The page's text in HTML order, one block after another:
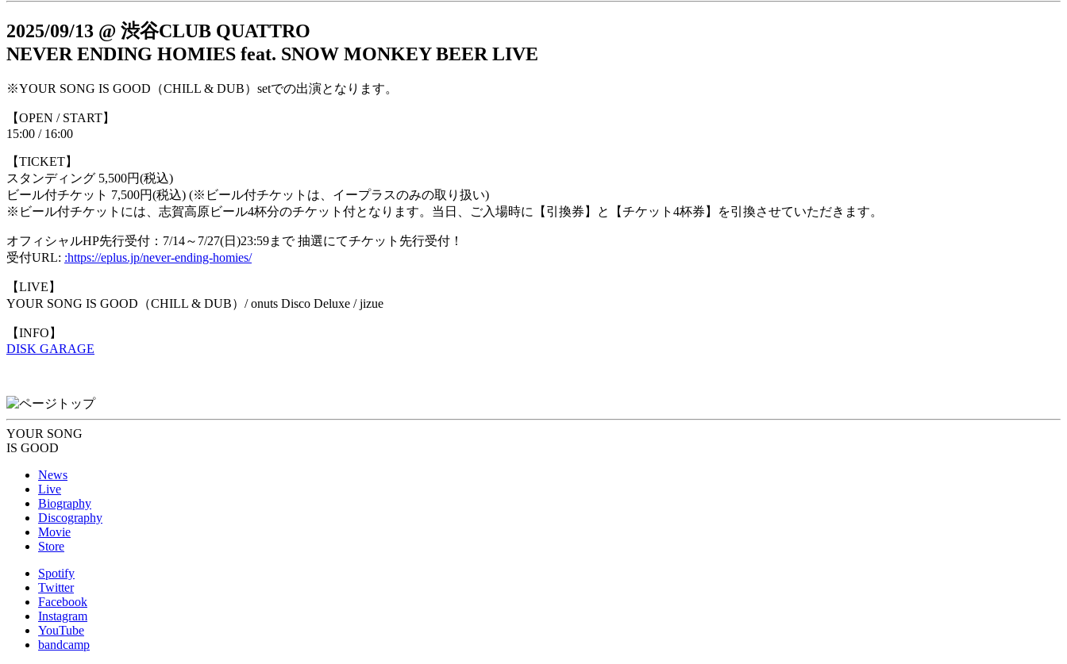
2025/09/13 @ 渋谷CLUB QUATTRO
NEVER ENDING HOMIES feat. SNOW MONKEY BEER LIVE
※YOUR SONG IS GOOD（CHILL & DUB）setでの出演となります。
【OPEN / START】
15:00 / 16:00
【TICKET】
スタンディング 5,500円(税込)
ビール付チケット 7,500円(税込) (※ビール付チケットは、イープラスのみの取り扱い)
※ビール付チケットには、志賀高原ビール4杯分のチケット付となります。当日、ご入場時に【引換券】と【チケット4杯券】を引換させていただきます。
オフィシャルHP先行受付：7/14～7/27(日)23:59まで 抽選にてチケット先行受付！
受付URL: :https://eplus.jp/never-ending-homies/
【LIVE】
YOUR SONG IS GOOD（CHILL & DUB）/ onuts Disco Deluxe / jizue
【INFO】
DISK GARAGE
YOUR SONG
IS GOOD
News
Live
Biography
Discography
Movie
Store
Spotify
Twitter
Facebook
Instagram
YouTube
bandcamp